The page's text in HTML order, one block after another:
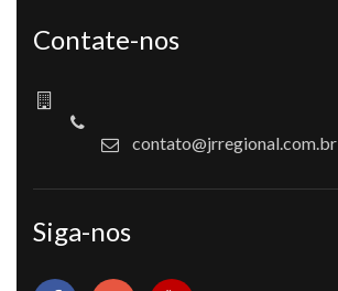
Contate-nos
contato@jrregional.com.br
Siga-nos